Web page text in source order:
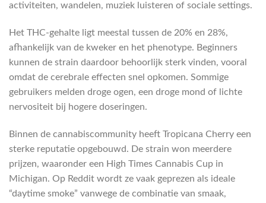
activiteiten, wandelen, muziek luisteren of sociale settings.
Het THC-gehalte ligt meestal tussen de 20% en 28%,
afhankelijk van de kweker en het phenotype. Beginners
kunnen de strain daardoor behoorlijk sterk vinden, vooral
omdat de cerebrale effecten snel opkomen. Sommige
gebruikers melden droge ogen, een droge mond of lichte
nervositeit bij hogere doseringen.
Binnen de cannabiscommunity heeft Tropicana Cherry een
sterke reputatie opgebouwd. De strain won meerdere
prijzen, waaronder een High Times Cannabis Cup in
Michigan. Op Reddit wordt ze vaak geprezen als ideale
“daytime smoke” vanwege de combinatie van smaak,